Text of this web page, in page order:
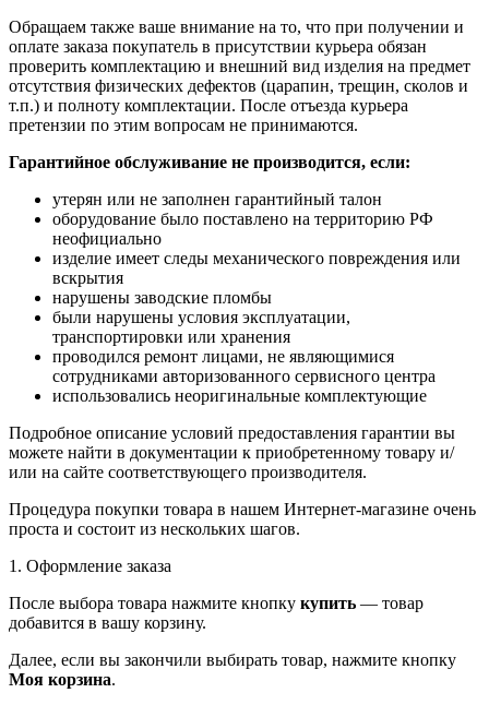
Обращаем также ваше внимание на то, что при получении и
оплате заказа покупатель в присутствии курьера обязан
проверить комплектацию и внешний вид изделия на предмет
отсутствия физических дефектов (царапин, трещин, сколов и
т.п.) и полноту комплектации. После отъезда курьера
претензии по этим вопросам не принимаются.
Гарантийное обслуживание не производится, если:
утерян или не заполнен гарантийный талон
оборудование было поставлено на территорию РФ
неофициально
изделие имеет следы механического повреждения или
вскрытия
нарушены заводские пломбы
были нарушены условия эксплуатации,
транспортировки или хранения
проводился ремонт лицами, не являющимися
сотрудниками авторизованного сервисного центра
использовались неоригинальные комплектующие
Подробное описание условий предоставления гарантии вы
можете найти в документации к приобретенному товару и/
или на сайте соответствующего производителя.
Процедура покупки товара в нашем Интернет-магазине очень
проста и состоит из нескольких шагов.
1. Оформление заказа
После выбора товара нажмите кнопку купить — товар
добавится в вашу корзину.
Далее, если вы закончили выбирать товар, нажмите кнопку
Моя корзина.